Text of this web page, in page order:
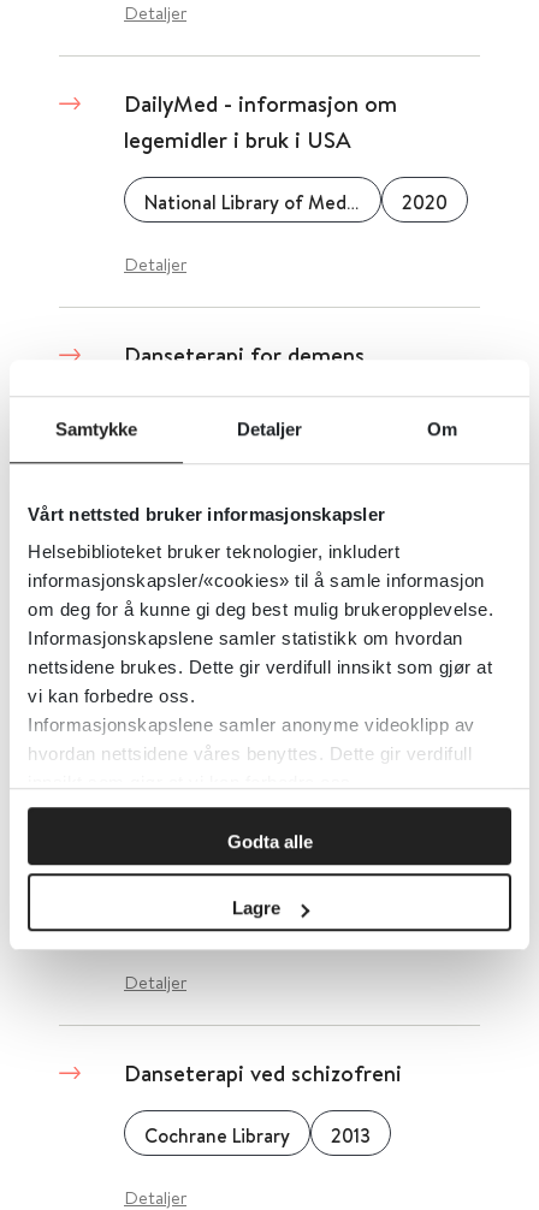
Samtykke Detaljer Om
Vårt nettsted bruker informasjonskapsler
Helsebiblioteket bruker teknologier, inkludert
informasjonskapsler/«cookies» til å samle informasjon
om deg for å kunne gi deg best mulig brukeropplevelse.
Informasjonskapslene samler statistikk om hvordan
nettsidene brukes. Dette gir verdifull innsikt som gjør at
vi kan forbedre oss.
Informasjonskapslene samler anonyme videoklipp av
hvordan nettsidene våres benyttes. Dette gir verdifull
Godta alle
Lagre
Detaljer
DailyMed - informasjon om
legemidler i bruk i USA
National Library of Medicine (NLM) 2020
Detaljer
Danseterapi for demens
Cochrane Library
Danseterapi og bevegelsesterapi
for å forbedre psykiske og fysiske
utfall hos kreftpasienter
Cochrane Library
Detaljer
Danseterapi ved depresjon
Detaljer
Danseterapi ved schizofreni
Cochrane Library 2013
Detaljer